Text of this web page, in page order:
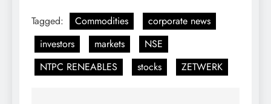
Tagged: Commodities
corporate news
investors
markets
NSE
NTPC RENEABLES
stocks ZETWERK